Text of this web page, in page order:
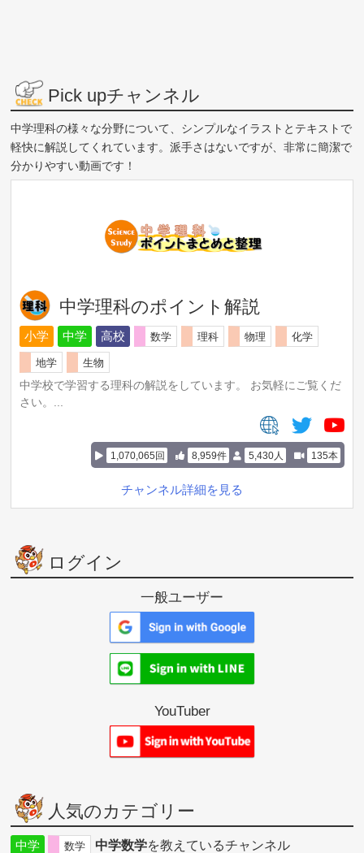
Pick upチャンネル
中学理科の様々な分野について、シンプルなイラストとテキストで
軽快に解説してくれています。派手さはないですが、非常に簡潔で
分かりやすい動画です！
中学理科のポイント解説
小学 中学 高校 数学 理科 物理 化学
地学
生物
中学校で学習する理科の解説をしています。 お気軽にご覧くだ
さい。...
5,430人 135本
1,070,065回 8,959件
チャンネル詳細を見る
ログイン
一般ユーザー
YouTuber
人気のカテゴリー
中学 数学 中学数学を教えているチャンネル